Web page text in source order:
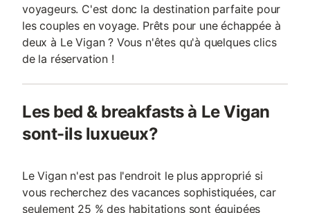
voyageurs. C'est donc la destination parfaite pour
les couples en voyage. Prêts pour une échappée à
deux à Le Vigan ? Vous n'êtes qu'à quelques clics
de la réservation !
Les bed & breakfasts à Le Vigan
sont-ils luxueux?
Le Vigan n'est pas l'endroit le plus approprié si
vous recherchez des vacances sophistiquées, car
seulement 25 % des habitations sont équipées